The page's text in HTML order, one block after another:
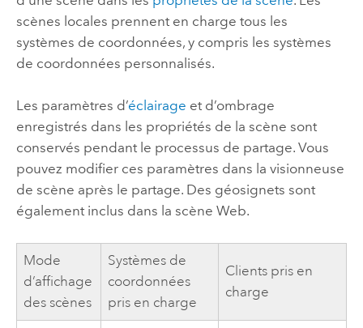
scènes locales prennent en charge tous les
systèmes de coordonnées, y compris les systèmes
de coordonnées personnalisés.
Les paramètres d’éclairage et d’ombrage
enregistrés dans les propriétés de la scène sont
conservés pendant le processus de partage. Vous
pouvez modifier ces paramètres dans la visionneuse
de scène après le partage. Des géosignets sont
également inclus dans la scène Web.
Mode
d’affichage
des scènes
Systèmes de
coordonnées
pris en charge
Clients pris en
charge